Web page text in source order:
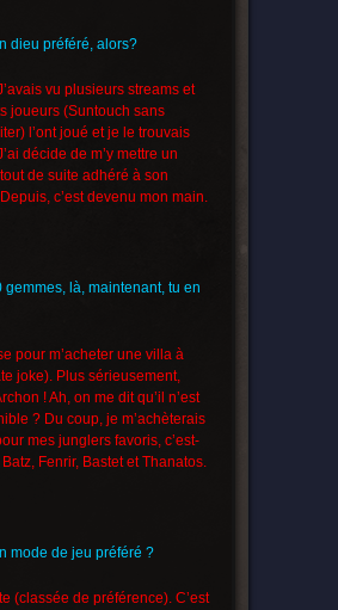
dieu préféré, alors?
vu plusieurs streams et
joueurs (Suntouch sans
l’ont joué et je le trouvais
décide de m’y mettre un
de suite adhéré à son
c’est devenu mon main.
gemmes, là, maintenant, tu en
pour m’acheter une villa à
joke). Plus sérieusement,
! Ah, on me dit qu’il n’est
? Du coup, je m’achèterais
mes junglers favoris, c’est-
Fenrir, Bastet et Thanatos.
mode de jeu préféré ?
(classée de préférence). C’est